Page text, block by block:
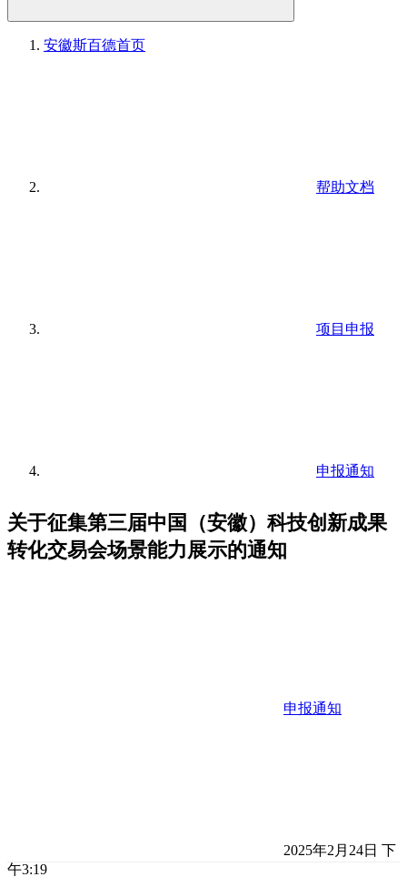
安徽斯百德首页
帮助文档
项目申报
申报通知
关于征集第三届中国（安徽）科技创新成果
转化交易会场景能力展示的通知
申报通知
2025年2月24日 下
午3:19